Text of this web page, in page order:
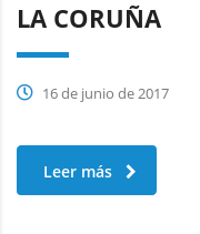
LA CORUÑA
16 de junio de 2017
Leer más